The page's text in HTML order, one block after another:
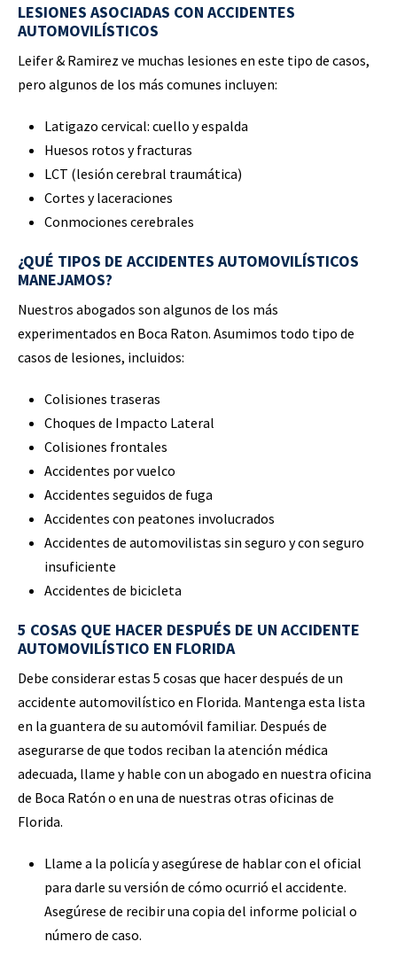
LESIONES ASOCIADAS CON ACCIDENTES
AUTOMOVILÍSTICOS
Leifer & Ramirez ve muchas lesiones en este tipo de casos,
pero algunos de los más comunes incluyen:
Latigazo cervical: cuello y espalda
Huesos rotos y fracturas
LCT (lesión cerebral traumática)
Cortes y laceraciones
Conmociones cerebrales
¿QUÉ TIPOS DE ACCIDENTES AUTOMOVILÍSTICOS
MANEJAMOS?
Nuestros abogados son algunos de los más
experimentados en Boca Raton. Asumimos todo tipo de
casos de lesiones, incluidos:
Colisiones traseras
Choques de Impacto Lateral
Colisiones frontales
Accidentes por vuelco
Accidentes seguidos de fuga
Accidentes con peatones involucrados
Accidentes de automovilistas sin seguro y con seguro
insuficiente
Accidentes de bicicleta
5 COSAS QUE HACER DESPUÉS DE UN ACCIDENTE
AUTOMOVILÍSTICO EN FLORIDA
Debe considerar estas 5 cosas que hacer después de un
accidente automovilístico en Florida. Mantenga esta lista
en la guantera de su automóvil familiar. Después de
asegurarse de que todos reciban la atención médica
adecuada, llame y hable con un abogado en nuestra oficina
de Boca Ratón o en una de nuestras otras oficinas de
Florida.
Llame a la policía y asegúrese de hablar con el oficial
para darle su versión de cómo ocurrió el accidente.
Asegúrese de recibir una copia del informe policial o
número de caso.